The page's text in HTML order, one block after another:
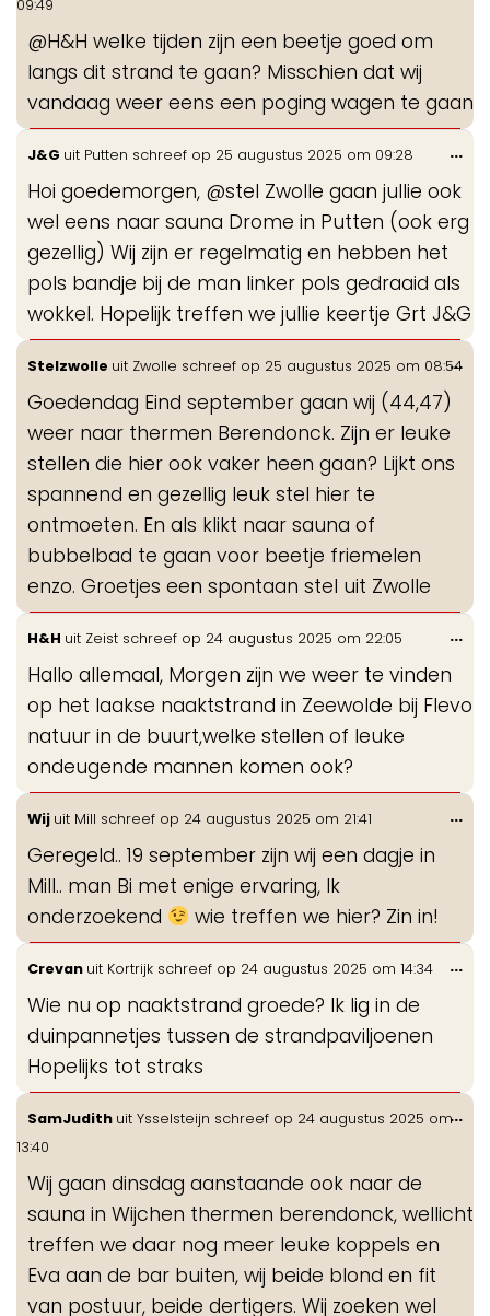
09:49
@H&H welke tijden zijn een beetje goed om
langs dit strand te gaan? Misschien dat wij
vandaag weer eens een poging wagen te gaan
J&G uit Putten schreef op 25 augustus 2025 om 09:28
Hoi goedemorgen, @stel Zwolle gaan jullie ook
wel eens naar sauna Drome in Putten (ook erg
gezellig) Wij zijn er regelmatig en hebben het
pols bandje bij de man linker pols gedraaid als
wokkel. Hopelijk treffen we jullie keertje Grt J&G
...
Stelzwolle uit Zwolle schreef op 25 augustus 2025 om 08:54
Goedendag Eind september gaan wij (44,47)
weer naar thermen Berendonck. Zijn er leuke
stellen die hier ook vaker heen gaan? Lijkt ons
spannend en gezellig leuk stel hier te
ontmoeten. En als klikt naar sauna of
bubbelbad te gaan voor beetje friemelen
enzo. Groetjes een spontaan stel uit Zwolle
...
H&H uit Zeist schreef op 24 augustus 2025 om 22:05
Hallo allemaal, Morgen zijn we weer te vinden
op het laakse naaktstrand in Zeewolde bij Flevo
natuur in de buurt,welke stellen of leuke
ondeugende mannen komen ook?
...
Wij uit Mill schreef op 24 augustus 2025 om 21:41
Geregeld.. 19 september zijn wij een dagje in
Mill.. man Bi met enige ervaring, Ik
onderzoekend
wie treffen we hier? Zin in!
...
Crevan uit Kortrijk schreef op 24 augustus 2025 om 14:34
Wie nu op naaktstrand groede? Ik lig in de
duinpannetjes tussen de strandpaviljoenen
Hopelijks tot straks
...
SamJudith uit Ysselsteijn schreef op 24 augustus 2025 om
13:40
Wij gaan dinsdag aanstaande ook naar de
sauna in Wijchen thermen berendonck, wellicht
treffen we daar nog meer leuke koppels en
Eva aan de bar buiten, wij beide blond en fit
van postuur, beide dertigers. Wij zoeken wel
...